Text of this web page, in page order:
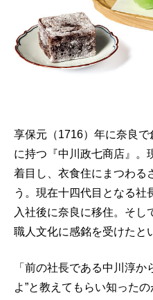
享保元（1716）年に奈良
に持つ『中川政七商店』。
着目し、衣食住にまつわる
う。現在十四代目となる社
入社後に奈良に移住。そし
職人文化に感銘を受けたと
「前の社長である中川淳
よ”と教えてもらい知った